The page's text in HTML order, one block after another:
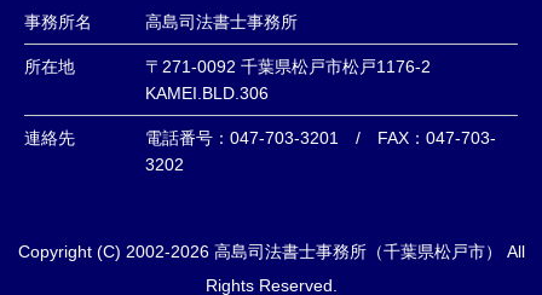
事務所名 高島司法書士事務所
所在地
〒271-0092 千葉県松戸市松戸1176-2
KAMEI.BLD.306
連絡先
電話番号：047-703-3201 / FAX：047-703-
3202
Copyright (C) 2002-2026 高島司法書士事務所（千葉県松戸市） All
Rights Reserved.